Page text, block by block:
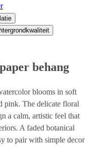
behang
blooms in soft
pink. The delicate floral
a calm, artistic feel that
A faded botanical
to pair with simple decor